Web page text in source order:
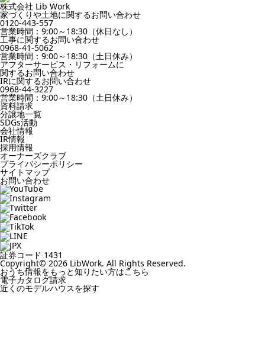
株式会社 Lib Work
家づくりや土地に関するお問い合わせ
0120-443-557
営業時間：9:00～18:30（休日なし）
工事に関するお問い合わせ
0968-41-5062
営業時間：9:00～18:30（土日休み）
アフターサービス・リフォームに
関するお問い合わせ
IRに関するお問い合わせ
0968-44-3227
営業時間：9:00～18:30（土日休み）
資料請求
分譲地一覧
SDGs活動
会社情報
IR情報
採用情報
オーナーズクラブ
プライバシーポリシー
サイトマップ
お問い合わせ
証券コード 1431
Copyright© 2026 LibWork. All Rights Reserved.
おうち情報をもっと知りたい方はこちら
電子カタログ請求
近くのモデルハウスを探す